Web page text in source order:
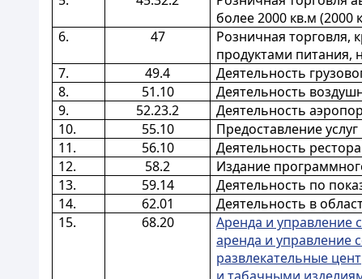
более 2000 кв.м
6.
47
Розничная торговля,
продуктами питания,
7.
49.4
Деятельность
8.
51.10
Деятельность
9.
52.23.2
Деятельность
10.
55.10
Предоставление
11.
56.10
Деятельность
12.
58.2
Издание
13.
59.14
Деятельность по
14.
62.01
Деятельность в
15.
68.20
Аренда и управление
аренда и управление
развлекательные